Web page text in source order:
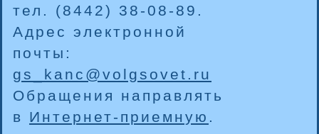
тел. (8442) 38-08-89.
Адрес электронной
почты:
gs_kanc@volgsovet.ru
Обращения направлять
в Интернет-приемную .